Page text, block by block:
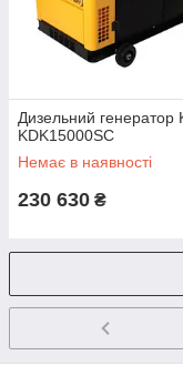
Дизельний генератор
KDK15000SC
Немає в наявності
230 630 ₴